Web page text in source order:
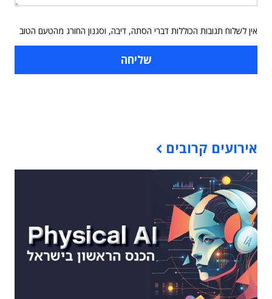
אין לשלוח תגובות הכוללות דברי הסתה, דיבה, וסגנון החורג מהטעם הטוב
אירועים קרובים